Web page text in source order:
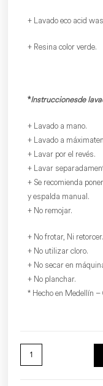
+ Lavado eco acid
+ Resina color verde.
*Instrucciones de
+ Lavado a mano.
+ Lavado a máxima
+ Lavar por el revés.
+ Lavar
+ Se recomienda
y espalda manual.
+ No remojar.
+ No frotar, Ni retorcer.
+ No utilizar cloro.
+ No secar en
+ No planchar.
* Hecho en Medellín –